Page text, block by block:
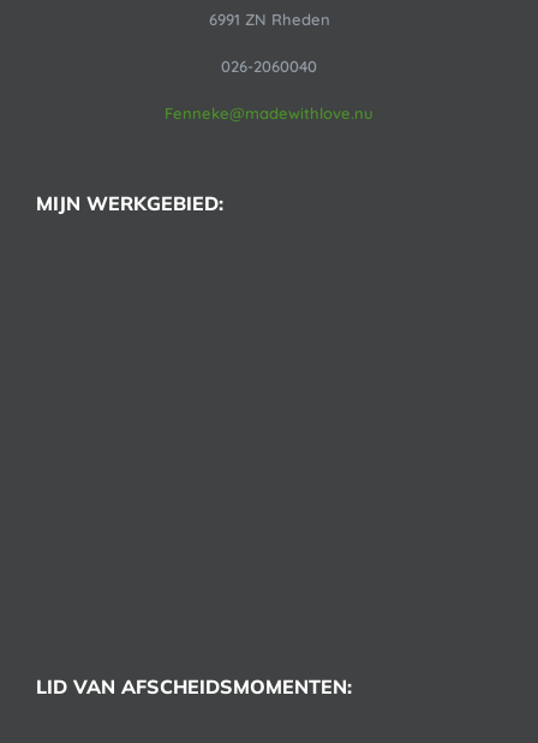
6991 ZN Rheden
026-2060040
Fenneke@madewithlove.nu
MIJN WERKGEBIED:
LID VAN AFSCHEIDSMOMENTEN: